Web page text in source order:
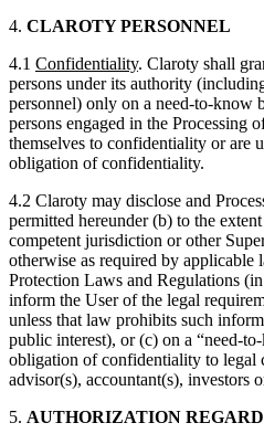
4. CLAROTY PERSONNEL
4.1 Confidentiality. Claroty shall
persons under its authority
personnel) only on a need-to-know
persons engaged in the Processing
themselves to confidentiality or are
obligation of confidentiality.
4.2 Claroty may disclose and
permitted hereunder (b) to the
competent jurisdiction or other
otherwise as required by applicable
Protection Laws and Regulations
inform the User of the legal
unless that law prohibits such
public interest), or (c) on a “need-
obligation of confidentiality to legal
advisor(s), accountant(s), investors
5. AUTHORIZATION